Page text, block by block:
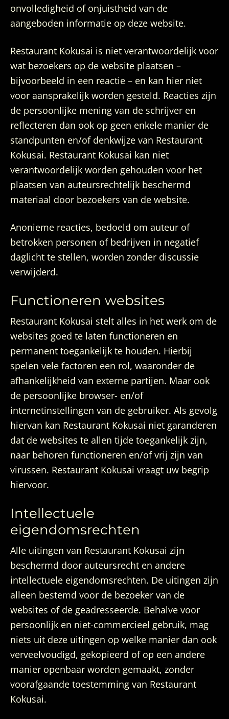
onvolledigheid of onjuistheid van de
aangeboden informatie op deze website.
Restaurant Kokusai is niet verantwoordelijk voor
wat bezoekers op de website plaatsen –
bijvoorbeeld in een reactie – en kan hier niet
voor aansprakelijk worden gesteld. Reacties zijn
de persoonlijke mening van de schrijver en
reflecteren dan ook op geen enkele manier de
standpunten en/of denkwijze van Restaurant
Kokusai. Restaurant Kokusai kan niet
verantwoordelijk worden gehouden voor het
plaatsen van auteursrechtelijk beschermd
materiaal door bezoekers van de website.
Anonieme reacties, bedoeld om auteur of
betrokken personen of bedrijven in negatief
daglicht te stellen, worden zonder discussie
verwijderd.
Functioneren websites
Restaurant Kokusai stelt alles in het werk om de
websites goed te laten functioneren en
permanent toegankelijk te houden. Hierbij
spelen vele factoren een rol, waaronder de
afhankelijkheid van externe partijen. Maar ook
de persoonlijke browser- en/of
internetinstellingen van de gebruiker. Als gevolg
hiervan kan Restaurant Kokusai niet garanderen
dat de websites te allen tijde toegankelijk zijn,
naar behoren functioneren en/of vrij zijn van
virussen. Restaurant Kokusai vraagt uw begrip
hiervoor.
Intellectuele
eigendomsrechten
Alle uitingen van Restaurant Kokusai zijn
beschermd door auteursrecht en andere
intellectuele eigendomsrechten. De uitingen zijn
alleen bestemd voor de bezoeker van de
websites of de geadresseerde. Behalve voor
persoonlijk en niet-commercieel gebruik, mag
niets uit deze uitingen op welke manier dan ook
verveelvoudigd, gekopieerd of op een andere
manier openbaar worden gemaakt, zonder
voorafgaande toestemming van Restaurant
Kokusai.